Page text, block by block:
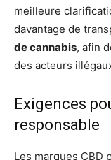
meilleure
davantage de
de cannabis, afin
des acteurs
Exigences
responsable
Les marques CBD